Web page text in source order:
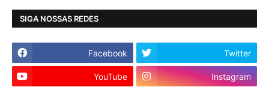
SIGA NOSSAS REDES
Facebook Twitter
YouTube Instagram